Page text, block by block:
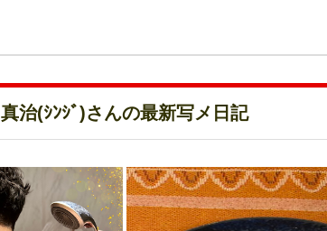
真治(ｼﾝｼﾞ)さんの最新写メ日記